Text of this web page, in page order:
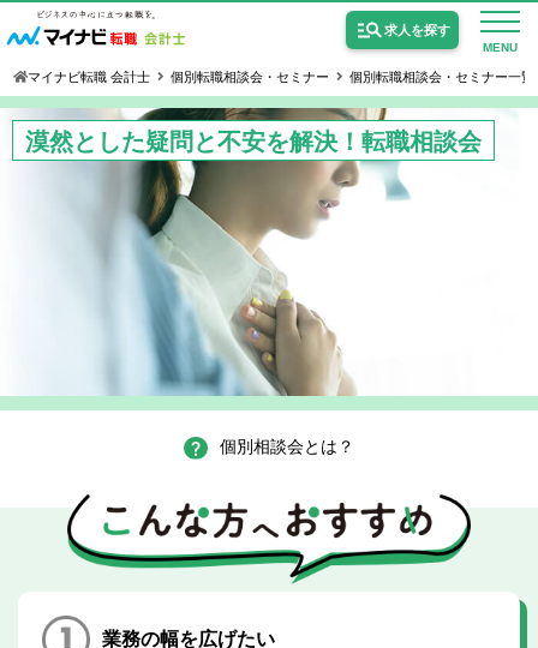
MENU
求人を探す
公認会計士の求人
監査法人の求人
公認会計士試験合格向けの求人
USCPA（米国公認会計士）の求人
女性会計士の転職
マイナビ転職 会計士 個別転職相談会・セミナー 個別転職相談会・セミナー一覧
漠然とした疑問と不安を解決！転職相談会
個別相談会とは？
業務の幅を広げたい